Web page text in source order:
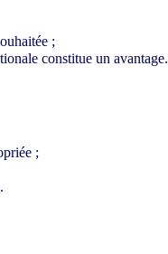
;
constitue un avantage.
;